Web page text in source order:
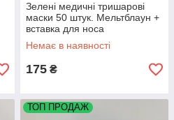
Зелені медичні тришарові
маски 50 штук. Мельтблаун +
вставка для носа
Немає в наявності
175 ₴
ТОП ПРОДАЖ